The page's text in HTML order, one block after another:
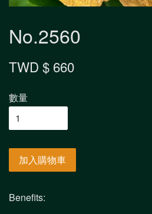
No.2560
TWD $ 660
數量
加入購物車
Benefits: